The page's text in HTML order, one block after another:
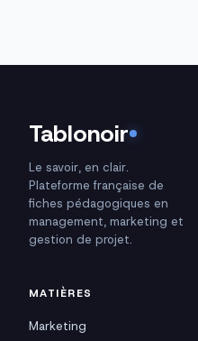
Tablonoir
Le savoir, en clair.
Plateforme française de
fiches pédagogiques en
management, marketing et
gestion de projet.
MATIÈRES
Marketing